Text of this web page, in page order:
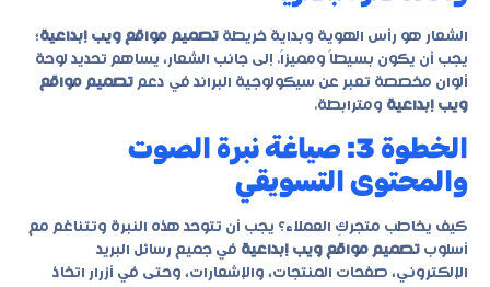
الشعار هو رأس الهوية وبداية خريطة تصميم مواقع ويب إبداعية؛
يجب أن يكون بسيطاً ومميزاً. إلى جانب الشعار، يساهم تحديد لوحة
ألوان مخصصة تعبر عن سيكولوجية البراند في دعم تصميم مواقع
ويب إبداعية ومترابطة.
الخطوة 3: صياغة نبرة الصوت
والمحتوى التسويقي
كيف يخاطب متجركِ العملاء؟ يجب أن تتوحد هذه النبرة وتتناغم مع
أسلوب تصميم مواقع ويب إبداعية في جميع رسائل البريد
الإلكتروني، صفحات المنتجات، والإشعارات، وحتى في أزرار اتخاذ